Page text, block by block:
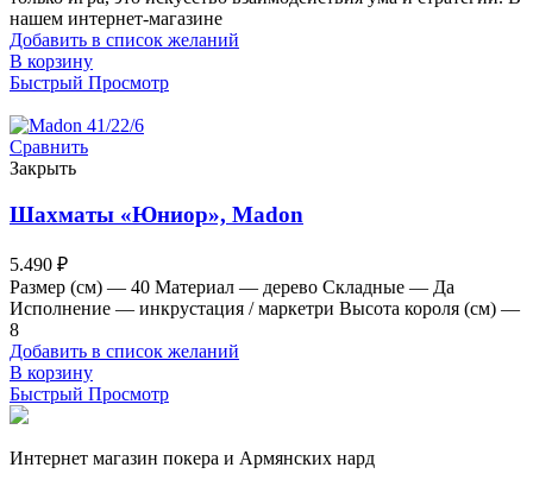
нашем интернет-магазине
Добавить в список желаний
В корзину
Быстрый Просмотр
Сравнить
Закрыть
Шахматы «Юниор», Madon
5.490 ₽
Размер (см) — 40 Материал — дерево Складные — Да
Исполнение — инкрустация / маркетри Высота короля (см) —
8
Добавить в список желаний
В корзину
Быстрый Просмотр
Интернет магазин покера и Армянских нард